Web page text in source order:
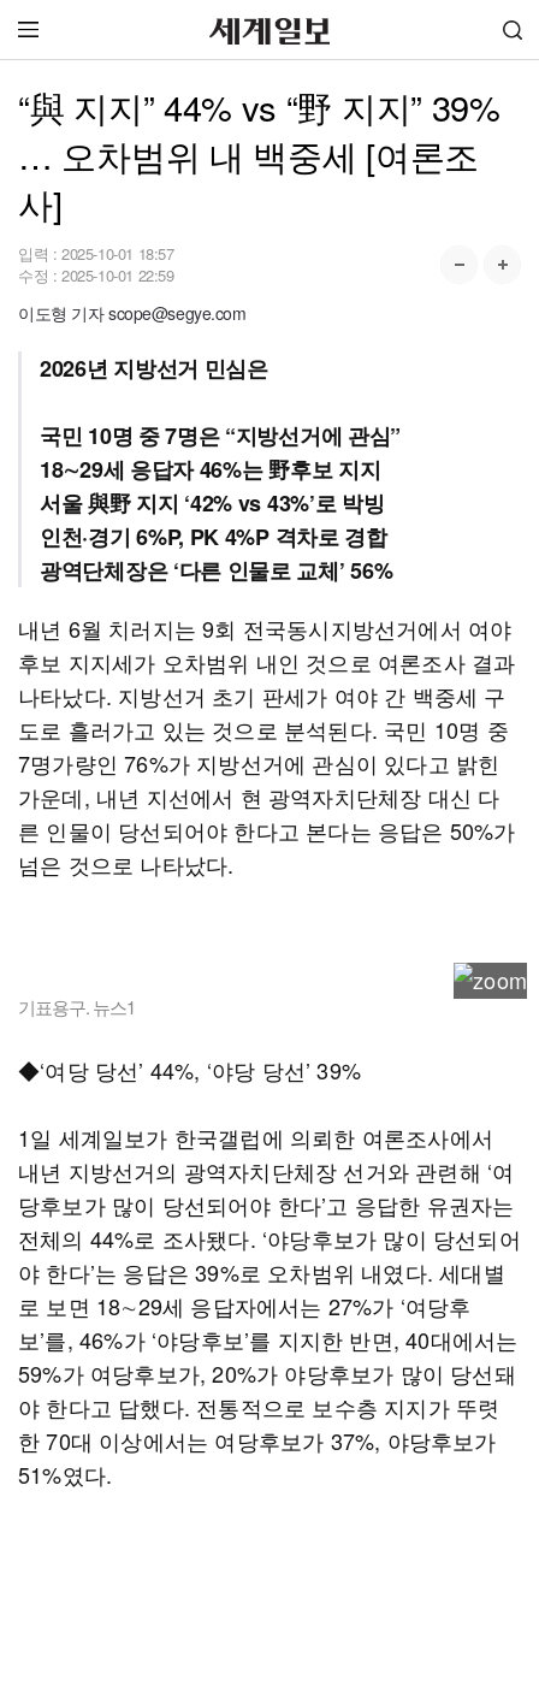
“與 지지” 44% vs “野 지지” 39%
… 오차범위 내 백중세 [여론조
사]
입력 : 2025-10-01 18:57
수정 : 2025-10-01 22:59
이도형 기자 scope@segye.com
2026년 지방선거 민심은
국민 10명 중 7명은 “지방선거에 관심”
18∼29세 응답자 46%는 野후보 지지
서울 與野 지지 ‘42% vs 43%’로 박빙
인천·경기 6%P, PK 4%P 격차로 경합
광역단체장은 ‘다른 인물로 교체’ 56%
내년 6월 치러지는 9회 전국동시지방선거에서 여야
후보 지지세가 오차범위 내인 것으로 여론조사 결과
나타났다. 지방선거 초기 판세가 여야 간 백중세 구
도로 흘러가고 있는 것으로 분석된다. 국민 10명 중
7명가량인 76%가 지방선거에 관심이 있다고 밝힌
가운데, 내년 지선에서 현 광역자치단체장 대신 다
른 인물이 당선되어야 한다고 본다는 응답은 50%가
넘은 것으로 나타났다.
기표용구. 뉴스1
◆‘여당 당선’ 44%, ‘야당 당선’ 39%
1일 세계일보가 한국갤럽에 의뢰한 여론조사에서
내년 지방선거의 광역자치단체장 선거와 관련해 ‘여
당후보가 많이 당선되어야 한다’고 응답한 유권자는
전체의 44%로 조사됐다. ‘야당후보가 많이 당선되어
야 한다’는 응답은 39%로 오차범위 내였다. 세대별
로 보면 18∼29세 응답자에서는 27%가 ‘여당후
보’를, 46%가 ‘야당후보’를 지지한 반면, 40대에서는
59%가 여당후보가, 20%가 야당후보가 많이 당선돼
야 한다고 답했다. 전통적으로 보수층 지지가 뚜렷
한 70대 이상에서는 여당후보가 37%, 야당후보가
51%였다.